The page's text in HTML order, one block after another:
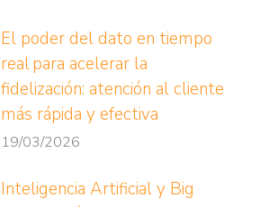
El poder del dato en tiempo
real para acelerar la
fidelización: atención al cliente
más rápida y efectiva
19/03/2026
Inteligencia Artificial y Big